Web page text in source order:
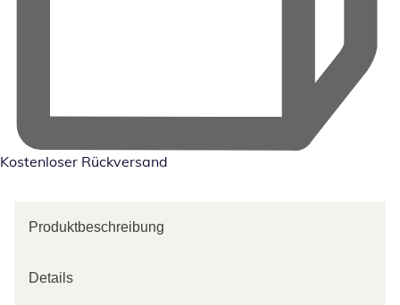
Kostenloser Rückversand
Produktbeschreibung
Details